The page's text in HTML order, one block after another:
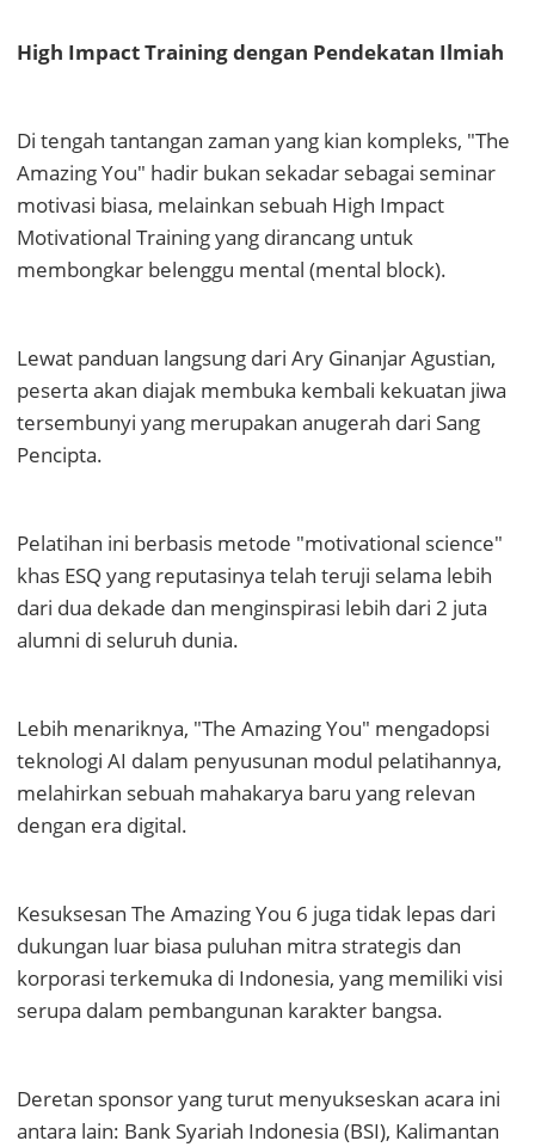
High Impact Training dengan Pendekatan Ilmiah
​Di tengah tantangan zaman yang kian kompleks, "The
Amazing You" hadir bukan sekadar sebagai seminar
motivasi biasa, melainkan sebuah High Impact
Motivational Training yang dirancang untuk
membongkar belenggu mental (mental block).
Lewat panduan langsung dari Ary Ginanjar Agustian,
peserta akan diajak membuka kembali kekuatan jiwa
tersembunyi yang merupakan anugerah dari Sang
Pencipta.
Pelatihan ini berbasis metode "motivational science"
khas ESQ yang reputasinya telah teruji selama lebih
dari dua dekade dan menginspirasi lebih dari 2 juta
alumni di seluruh dunia.
Lebih menariknya, "The Amazing You" mengadopsi
teknologi AI dalam penyusunan modul pelatihannya,
melahirkan sebuah mahakarya baru yang relevan
dengan era digital.
Kesuksesan The Amazing You 6 juga tidak lepas dari
dukungan luar biasa puluhan mitra strategis dan
korporasi terkemuka di Indonesia, yang memiliki visi
serupa dalam pembangunan karakter bangsa.
Deretan sponsor yang turut menyukseskan acara ini
antara lain: Bank Syariah Indonesia (BSI), Kalimantan